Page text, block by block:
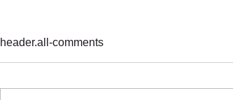
header.all-comments